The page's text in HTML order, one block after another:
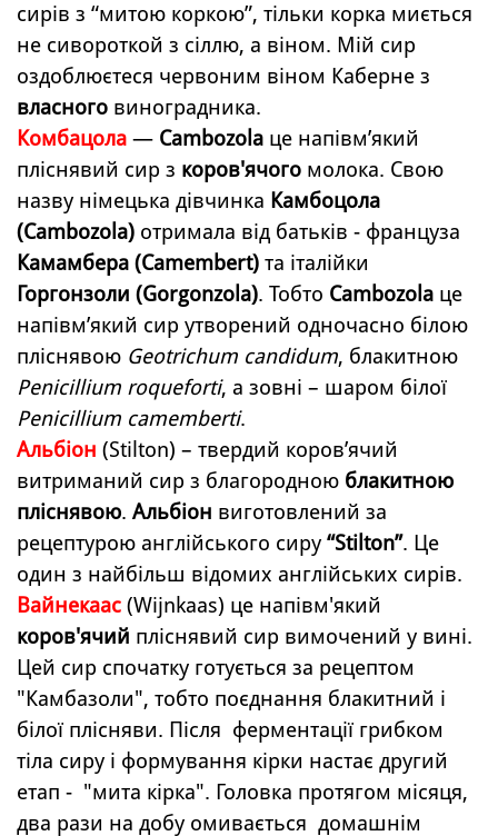
сирів з “митою коркою”, тільки корка миється
не сивороткой з сіллю, а віном. Мій сир
оздоблюєтеся червоним віном Каберне з
власного виноградника.
Комбацола — Cambozola це напівм’який
пліснявий сир з коров'ячого молока. Свою
назву німецька дівчинка Камбоцола
(Cambozola) отримала від батьків - француза
Камамбера (Camembert) та італійки
Горгонзоли (Gorgonzola). Тобто Cambozola це
напівм’який сир утворений одночасно білою
пліснявою Geotrichum candidum, блакитною
Penicillium roqueforti, а зовні – шаром білої
Penicillium camemberti.
Альбіон (Stilton) – твердий коров’ячий
витриманий сир з благородною блакитною
пліснявою. Альбіон виготовлений за
рецептурою англійського сиру “Stilton”. Це
один з найбільш відомих англійських сирів.
Вайнекаас (Wijnkaas) це напівм'який
коров'ячий пліснявий сир вимочений у вині.
Цей сир спочатку готується за рецептом
"Камбазоли", тобто поєднання блакитний і
білої плісняви. Після ферментації грибком
тіла сиру і формування кірки настає другий
етап - "мита кірка". Головка протягом місяця,
два рази на добу омивається домашнім